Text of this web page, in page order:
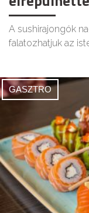
A sushirajongók
falatozhatjuk az
GASZTRO